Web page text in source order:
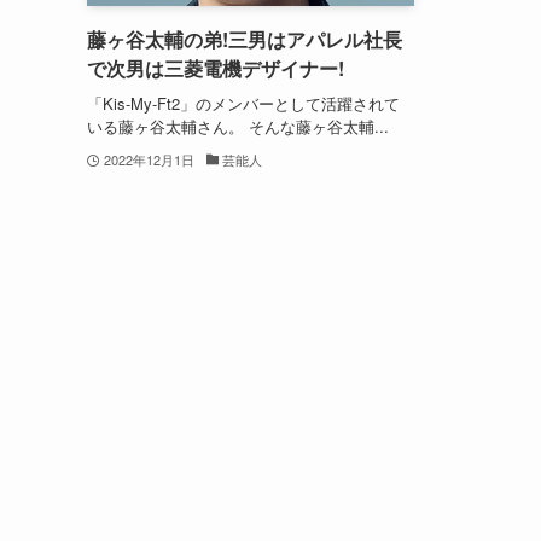
藤ヶ谷太輔の弟!三男はアパレル社長
で次男は三菱電機デザイナー!
「Kis-My-Ft2」のメンバーとして活躍されて
いる藤ヶ谷太輔さん。 そんな藤ヶ谷太輔...
2022年12月1日 芸能人